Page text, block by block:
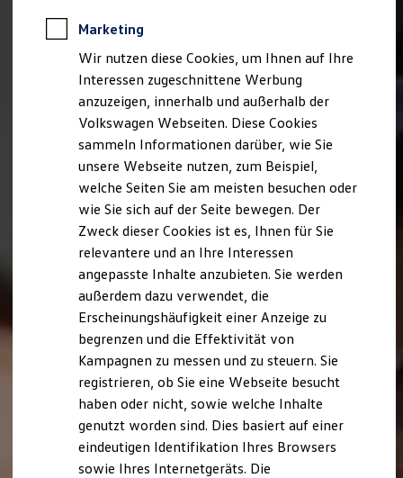
Rekuperation
Laden unterwegs
Laden Zuhause
Ladestationen finden
Ladezeitensimulator
Batterie
Sicherheit
Nachhaltigkeit
Technologie
Kosten und Kauf
Kaufoptionen
E-Auto-Förderung
Software und Konnektivität
Die ID. Software 6
ID. Software Versionen und Updates
Digitale Extras
Schnittstellen zu Ihrem ID.
Hybridautos
Marke und Erlebnis
Volkswagen R und R Experience
R-Modelle
R Experience
Driving Experience
Volkswagen entdecken
Werkbesichtigung
Marketing
Wir nutzen diese Cookies, um Ihnen auf Ihre
Interessen zugeschnittene Werbung
anzuzeigen, innerhalb und außerhalb der
Volkswagen Webseiten. Diese Cookies
sammeln Informationen darüber, wie Sie
unsere Webseite nutzen, zum Beispiel,
welche Seiten Sie am meisten besuchen oder
wie Sie sich auf der Seite bewegen. Der
Zweck dieser Cookies ist es, Ihnen für Sie
relevantere und an Ihre Interessen
angepasste Inhalte anzubieten. Sie werden
außerdem dazu verwendet, die
Erscheinungshäufigkeit einer Anzeige zu
begrenzen und die Effektivität von
Kampagnen zu messen und zu steuern. Sie
registrieren, ob Sie eine Webseite besucht
haben oder nicht, sowie welche Inhalte
genutzt worden sind. Dies basiert auf einer
eindeutigen Identifikation Ihres Browsers
sowie Ihres Internetgeräts. Die